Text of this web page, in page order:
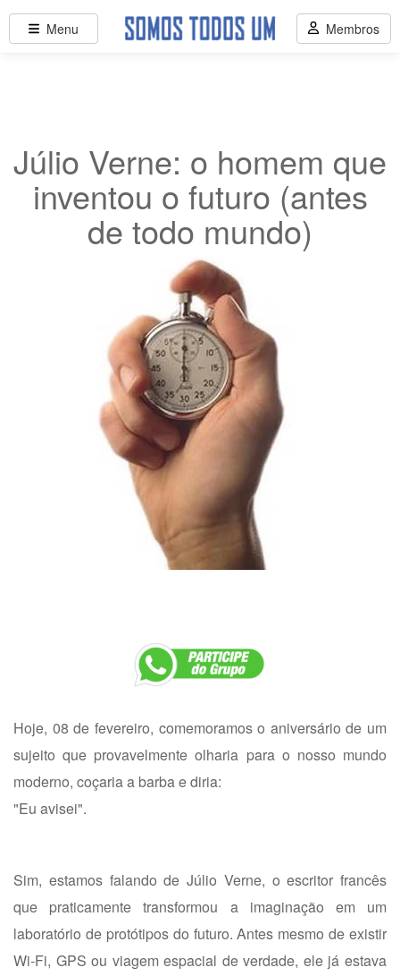
Júlio Verne: o homem que
inventou o futuro (antes
de todo mundo)
Hoje, 08 de fevereiro, comemoramos o aniversário de um
sujeito que provavelmente olharia para o nosso mundo
moderno, coçaria a barba e diria:
"Eu avisei".
Sim, estamos falando de Júlio Verne, o escritor francês
que praticamente transformou a imaginação em um
laboratório de protótipos do futuro. Antes mesmo de existir
Wi-Fi, GPS ou viagem espacial de verdade, ele já estava
Menu Membros